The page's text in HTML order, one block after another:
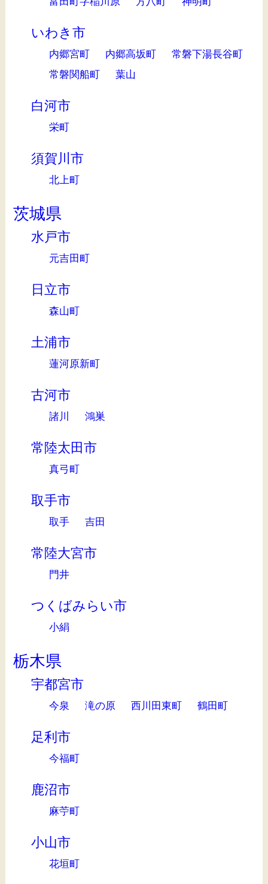
いわき市
内郷宮町 内郷高坂町
常磐下湯長谷町
常磐関船町
葉山
白河市
栄町
須賀川市
北上町
茨城県
水戸市
元吉田町
日立市
森山町
土浦市
蓮河原新町
古河市
諸川 鴻巣
常陸太田市
真弓町
取手市
取手 吉田
常陸大宮市
門井
つくばみらい市
小絹
栃木県
宇都宮市
今泉 滝の原 西川田東町 鶴田町
足利市
今福町
鹿沼市
麻苧町
小山市
花垣町